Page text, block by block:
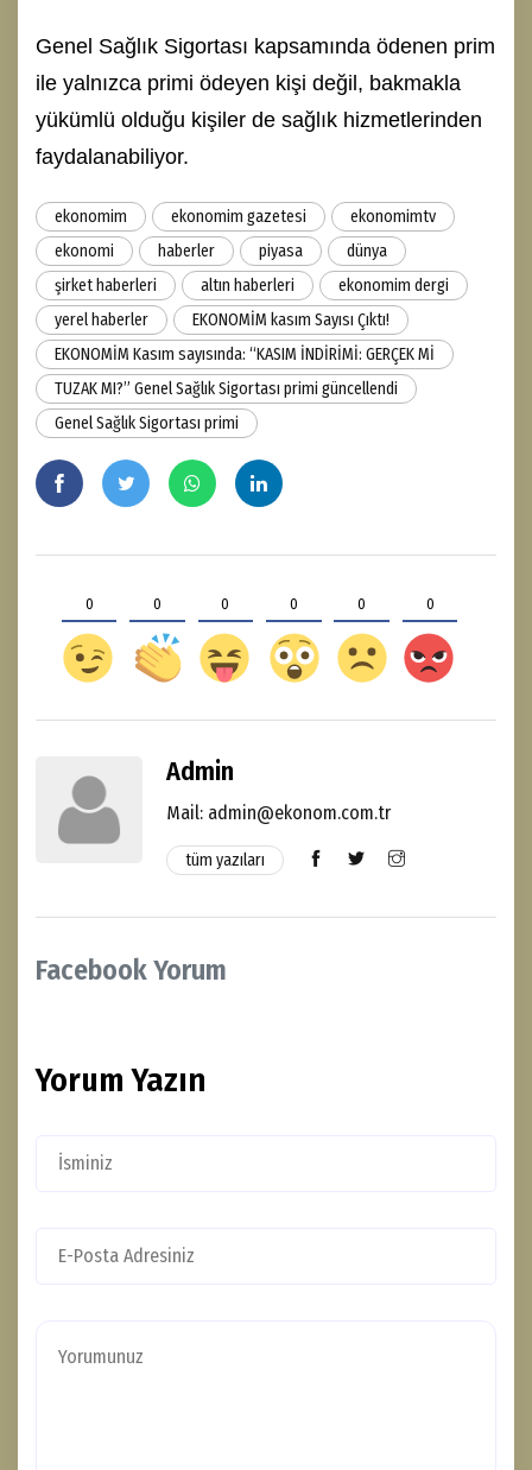
Genel Sağlık Sigortası kapsamında ödenen prim
ile yalnızca primi ödeyen kişi değil, bakmakla
yükümlü olduğu kişiler de sağlık hizmetlerinden
faydalanabiliyor.
ekonomim ekonomim gazetesi
ekonomimtv
ekonomi
haberler piyasa
dünya
şirket haberleri
altın haberleri
ekonomim dergi
yerel haberler
EKONOMİM kasım Sayısı Çıktı!
EKONOMİM Kasım sayısında: “KASIM İNDİRİMİ: GERÇEK Mİ
TUZAK MI?” Genel Sağlık Sigortası primi güncellendi
Genel Sağlık Sigortası primi
0 0 0 0 0 0
Admin
Mail: admin@ekonom.com.tr
tüm yazıları
Facebook Yorum
Yorum Yazın